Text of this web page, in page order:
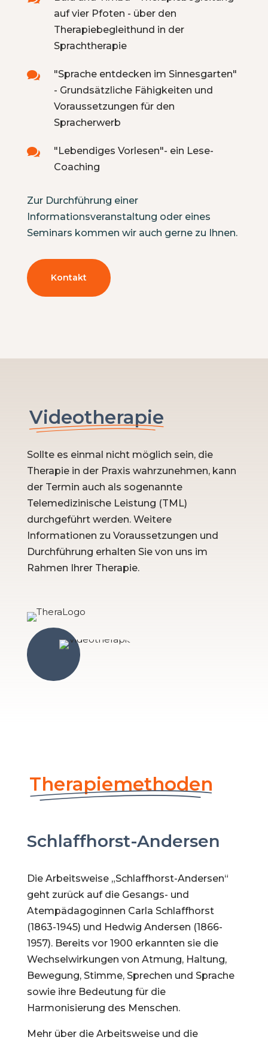
auf vier Pfoten - über den
Therapiebegleithund in der
Sprachtherapie

"Sprache entdecken im Sinnesgarten"
- Grundsätzliche Fähigkeiten und
Voraussetzungen für den
Spracherwerb

"Lebendiges Vorlesen"- ein Lese-
Coaching
Zur Durchführung einer
Informationsveranstaltung oder eines
Seminars kommen wir auch gerne zu Ihnen.
Kontakt
Videotherapie
Sollte es einmal nicht möglich sein, die
Therapie in der Praxis wahrzunehmen, kann
der Termin auch als sogenannte
Telemedizinische Leistung (TML)
durchgeführt werden. Weitere
Informationen zu Voraussetzungen und
Durchführung erhalten Sie von uns im
Rahmen Ihrer Therapie.
Therapiemethoden
Schlaffhorst-Andersen
Die Arbeitsweise „Schlaffhorst-Andersen“
geht zurück auf die Gesangs- und
Atempädagoginnen Carla Schlaffhorst
(1863-1945) und Hedwig Andersen (1866-
1957). Bereits vor 1900 erkannten sie die
Wechselwirkungen von Atmung, Haltung,
Bewegung, Stimme, Sprechen und Sprache
sowie ihre Bedeutung für die
Harmonisierung des Menschen.
Mehr über die Arbeitsweise und die